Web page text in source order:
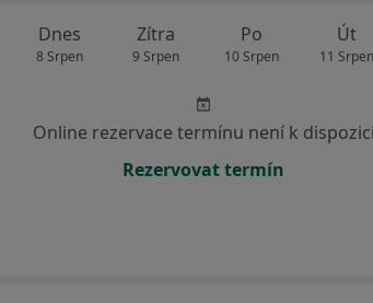
Dnes
8 Srpen
Zítra
9 Srpen
Po
10 Srpen
Út
11 Srpen
Online rezervace termínu není k dispozici
Rezervovat termín